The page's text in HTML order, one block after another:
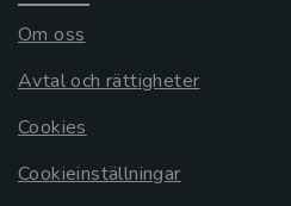
Om oss
Avtal och rättigheter
Cookies
Cookieinställningar